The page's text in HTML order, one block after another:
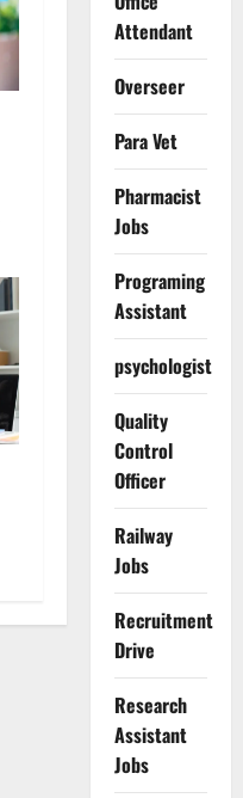
Attendant
Overseer
Para Vet
Pharmacist
Jobs
Programing
Assistant
psychologist
Quality
Control
Officer
Railway
Jobs
Recruitment
Drive
Research
Assistant
Jobs